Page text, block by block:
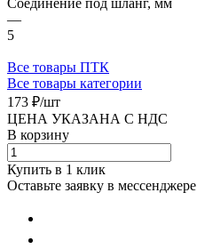
—
5
Все товары ПТК
Все товары категории
173 ₽/шт
ЦЕНА УКАЗАНА С НДС
В корзину
Купить в 1 клик
Оставьте заявку в мессенджере